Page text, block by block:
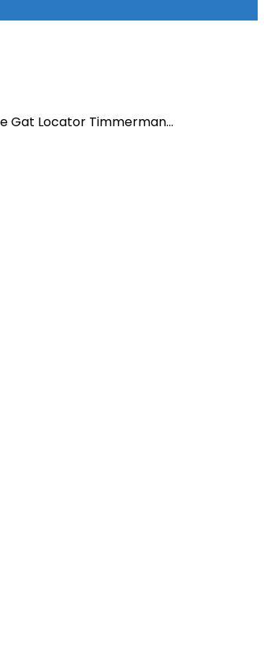
Gat Locator Timmerman…